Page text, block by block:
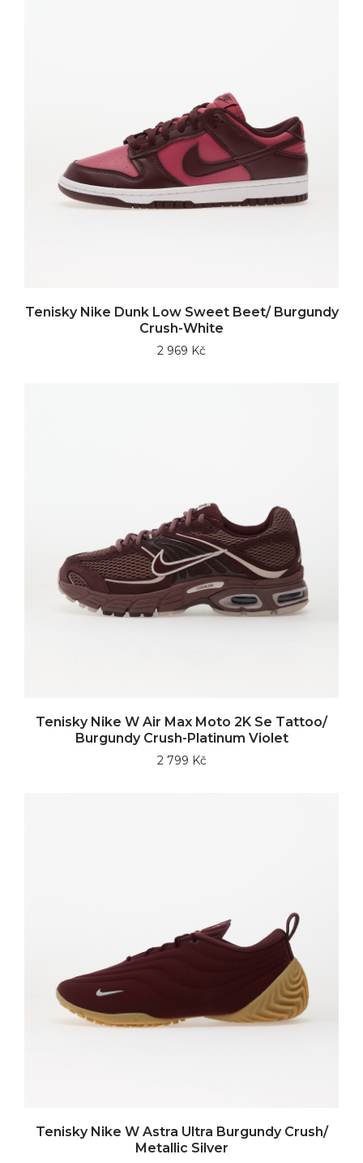
Tenisky Nike Dunk Low Sweet Beet/ Burgundy
Crush-White
2 969 Kč
Tenisky Nike W Air Max Moto 2K Se Tattoo/
Burgundy Crush-Platinum Violet
2 799 Kč
Tenisky Nike W Astra Ultra Burgundy Crush/
Metallic Silver